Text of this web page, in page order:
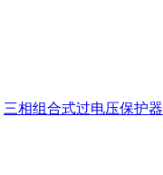
三相组合式过电压保护器